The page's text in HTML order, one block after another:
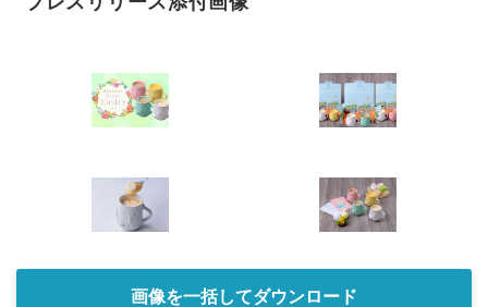
画像を一括してダウンロード